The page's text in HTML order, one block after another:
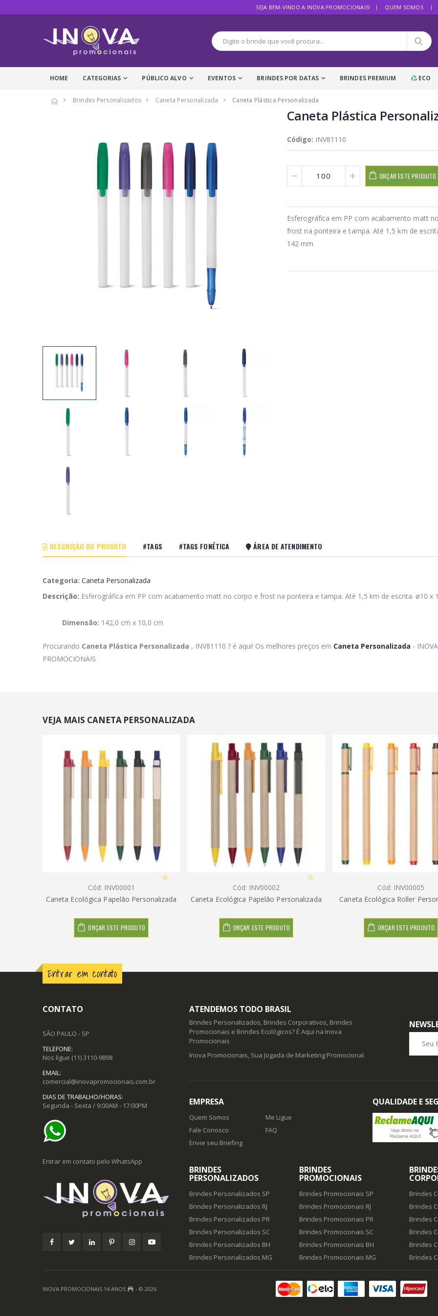
SEJA BEM-VINDO A INOVA PROMOCIONAIS! QUEM SOMOS
HOME CATEGORIAS PÚBLICO ALVO EVENTOS BRINDES POR DATAS BRINDES PREMIUM ECO
Brindes Personalizados Caneta Personalizada Caneta Plástica Personalizada
Caneta Plástica
Código: INV81110
ORÇAR ESTE PRODUTO
Esferográfica em PP com acabamento matt
frost na ponteira e tampa. Até 1,5 km de
142 mm
DESCRIÇÃO DO PRODUTO #TAGS #TAGS FONÉTICA ÁREA DE ATENDIMENTO
Categoria: Caneta Personalizada
Descrição: Esferográfica em PP com acabamento matt no corpo e frost na ponteira e tampa. Até 1,5 km de escrita. ø10 x
Dimensão: 142,0 cm x 10,0 cm
Procurando Caneta Plástica Personalizada , INV81110 ? é aqui! Os melhores preços em Caneta Personalizada - INOVA
PROMOCIONAIS
VEJA MAIS CANETA PERSONALIZADA
Cód: INV00001
Caneta Ecológica Papelão Personalizada
ORÇAR ESTE PRODUTO
Cód: INV00002
Caneta Ecológica Papelão Personalizada
ORÇAR ESTE PRODUTO
Cód: INV00005
Caneta Ecológica Roller
ORÇAR ESTE PRODUTO
Entrar em contato
CONTATO
SÃO PAULO - SP
TELEFONE:
Nos ligue (11) 3110-9898
EMAIL:
comercial@inovapromocionais.com.br
DIAS DE TRABALHO/HORAS:
Segunda - Sexta / 9:00AM - 17:00PM
Entrar em contato pelo WhatsApp
ATENDEMOS TODO BRASIL
Brindes Personalizados, Brindes Corporativos, Brindes
Promocionais e Brindes Ecológicos? É Aqui na Inova
Promocionais
Inova Promocionais, Sua Jogada de Marketing Promocional.
EMPRESA
Quem Somos
Fale Conosco
Envie seu Briefing
Me Ligue
FAQ
QUALIDADE E
BRINDES
PERSONALIZADOS
Brindes Personalizados SP
Brindes Personalizados RJ
Brindes Personalizados PR
Brindes Personalizados SC
Brindes Personalizados BH
Brindes Personalizados MG
BRINDES
PROMOCIONAIS
Brindes Promocionais SP
Brindes Promocionais RJ
Brindes Promocionais PR
Brindes Promocionais SC
Brindes Promocionais BH
Brindes Promocionais MG
Brindes
Brindes
Brindes
Brindes
Brindes
Brindes
INOVA PROMOCIONAIS 14 ANOS - © 2026